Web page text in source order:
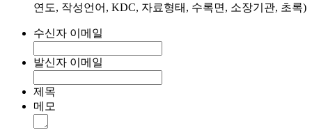
연도, 작성언어, KDC, 자료형태, 수록면, 소장기관, 초록)
수신자 이메일
발신자 이메일
제목
메모